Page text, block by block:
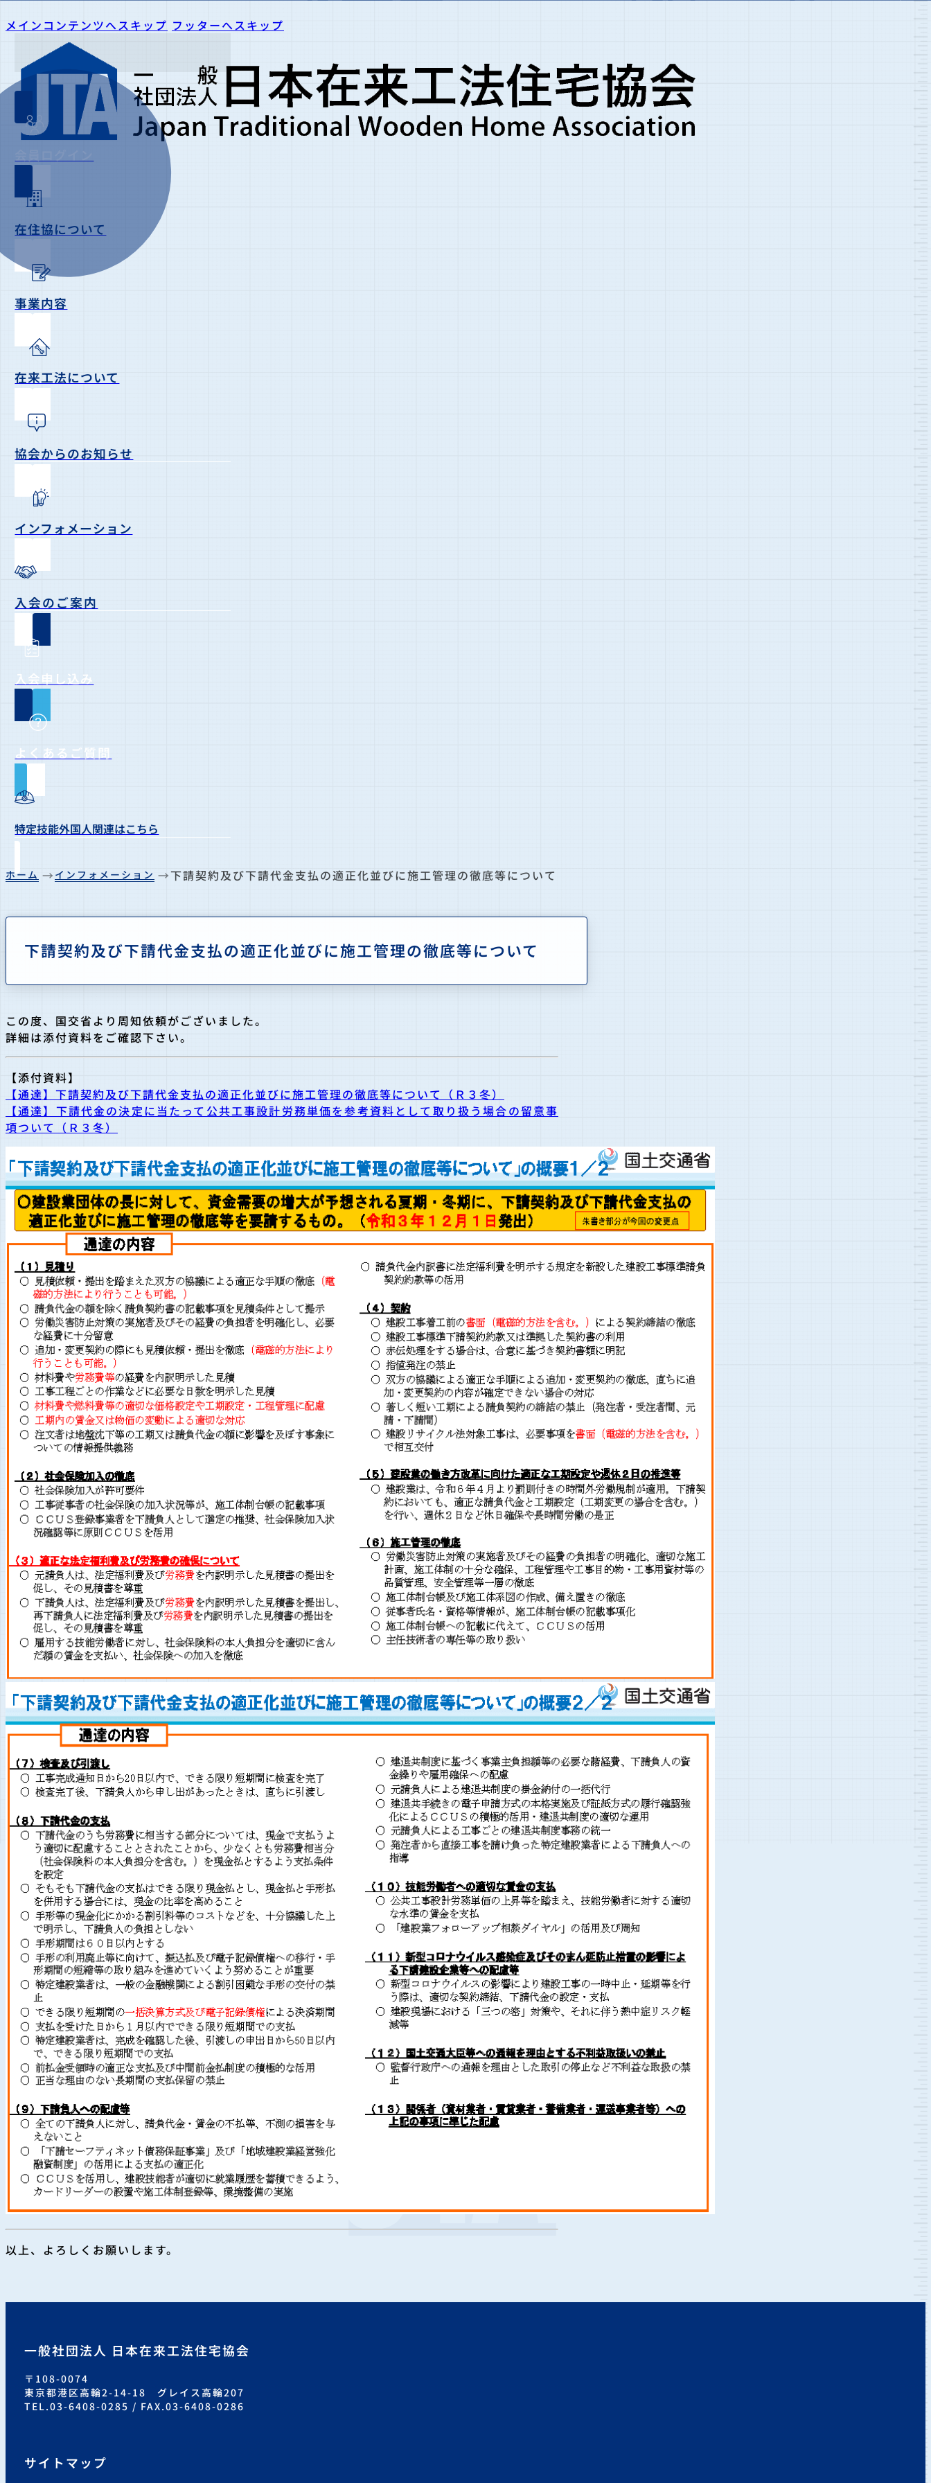
メインコンテンツへスキップ フッターへスキップ
在住協について
事業内容
在来工法について
協会からのお知らせ
インフォメーション
入会のご案内
入会申し込み
よくあるご質問
特定技能外国人関連はこちら
ホーム インフォメーション 下請契約及び下請代金支払の適正化並びに施工管理の徹底等について
下請契約及び下請代金支払の適正化並びに施工管理の徹底等について
この度、国交省より周知依頼がございました。
詳細は添付資料をご確認下さい。
【添付資料】
【通達】下請契約及び下請代金支払の適正化並びに施工管理の徹底等について（Ｒ３冬）
【通達】下請代金の決定に当たって公共工事設計労務単価を参考資料として取り扱う場合の留意事
項ついて（Ｒ３冬）
以上、よろしくお願いします。
一般社団法人 日本在来工法住宅協会
〒108-0074
東京都港区高輪2-14-18 グレイス高輪207
TEL.03-6408-0285 / FAX.03-6408-0286
サイトマップ